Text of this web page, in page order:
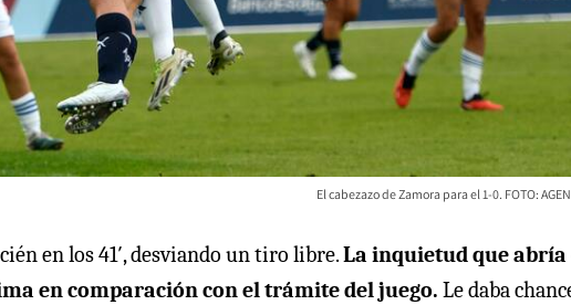
El cabezazo de Zamora para el 1-0. FOTO:
en los 41′, desviando un tiro libre.La inquietud que abría
en comparación con el trámite del juego. Le daba